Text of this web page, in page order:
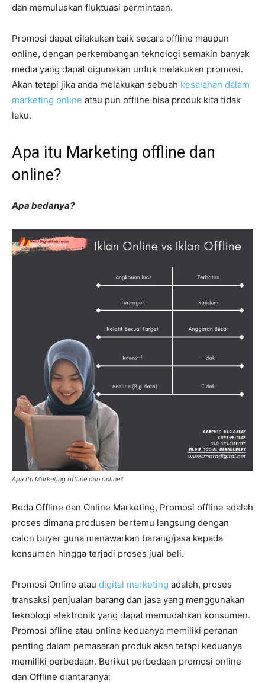
dan memuluskan fluktuasi permintaan.
Promosi dapat dilakukan baik secara offline maupun
online, dengan perkembangan teknologi semakin banyak
media yang dapat digunakan untuk melakukan promosi.
Akan tetapi jika anda melakukan sebuah kesalahan dalam
marketing online atau pun offline bisa produk kita tidak
laku.
Apa itu Marketing offline dan
online?
Apa bedanya?
Apa itu Marketing offline dan online?
Beda Offline dan Online Marketing, Promosi offline adalah
proses dimana produsen bertemu langsung dengan
calon buyer guna menawarkan barang/jasa kepada
konsumen hingga terjadi proses jual beli.
Promosi Online atau digital marketing adalah, proses
transaksi penjualan barang dan jasa yang menggunakan
teknologi elektronik yang dapat memudahkan konsumen.
Promosi ofline atau online keduanya memiliki peranan
penting dalam pemasaran produk akan tetapi keduanya
memiliki perbedaan. Berikut perbedaan promosi online
dan Offline diantaranya: